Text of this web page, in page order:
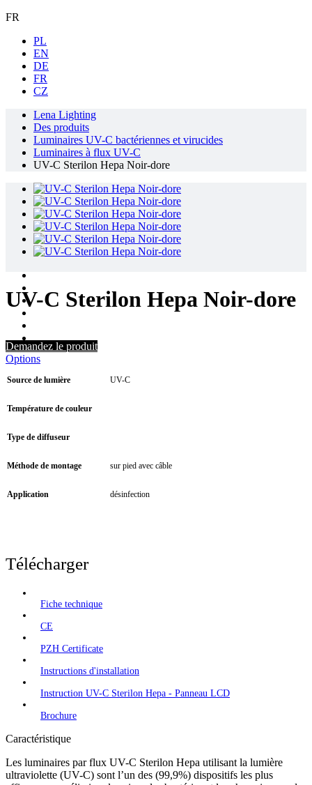
FR
PL
EN
DE
FR
CZ
Lena Lighting
Des produits
Luminaires UV-C bactériennes et virucides
Luminaires à flux UV-C
UV-C Sterilon Hepa Noir-dore
UV-C Sterilon Hepa Noir-dore
Demandez le produit
Options
Source de lumière UV-C
Température de couleur
Type de diffuseur
Méthode de montage sur pied avec câble
Application désinfection
Télécharger
Fiche technique
CE
PZH Certificate
Instructions d'installation
Instruction UV-C Sterilon Hepa - Panneau LCD
Brochure
Caractéristique
Les luminaires par flux UV-C Sterilon Hepa utilisant la lumière
ultraviolette (UV-C) sont l’un des (99,9%) dispositifs les plus